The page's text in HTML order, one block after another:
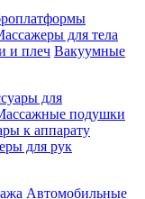
для тела
и плеч Вакуумные
для
подушки
к аппарату
для рук
Автомобильные